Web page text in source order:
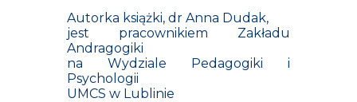
Autorka książki, dr Anna Dudak,
jest pracownikiem Zakładu
Andragogiki
na Wydziale Pedagogiki i
Psychologii
UMCS w Lublinie